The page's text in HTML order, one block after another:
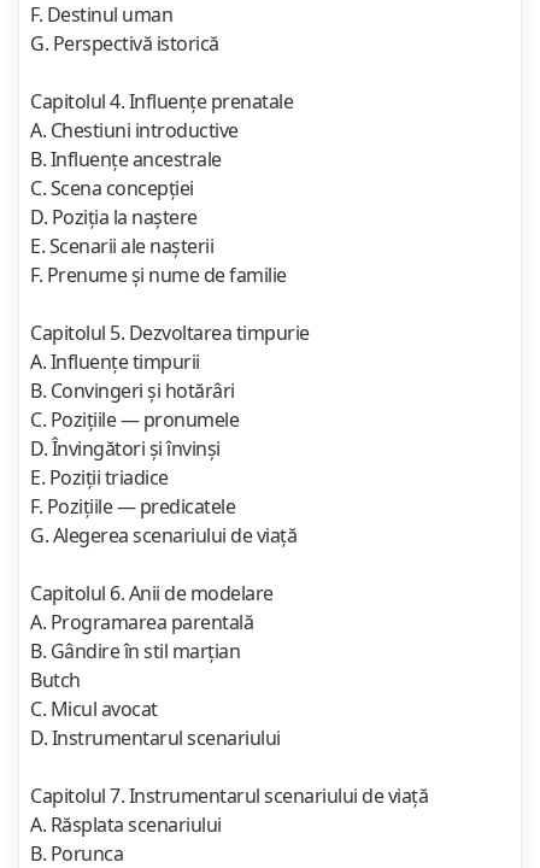
F. Destinul uman
G. Perspectivă istorică
Capitolul 4. Influenţe prenatale
A. Chestiuni introductive
B. Influenţe ancestrale
C. Scena concepţiei
D. Poziţia la naştere
E. Scenarii ale naşterii
F. Prenume şi nume de familie
Capitolul 5. Dezvoltarea timpurie
A. Influenţe timpurii
B. Convingeri şi hotărâri
C. Poziţiile — pronumele
D. Învingători şi învinşi
E. Poziţii triadice
F. Poziţiile — predicatele
G. Alegerea scenariului de viaţă
Capitolul 6. Anii de modelare
A. Programarea parentală
B. Gândire în stil marţian
Butch
C. Micul avocat
D. Instrumentarul scenariului
Capitolul 7. Instrumentarul scenariului de viaţă
A. Răsplata scenariului
B. Porunca